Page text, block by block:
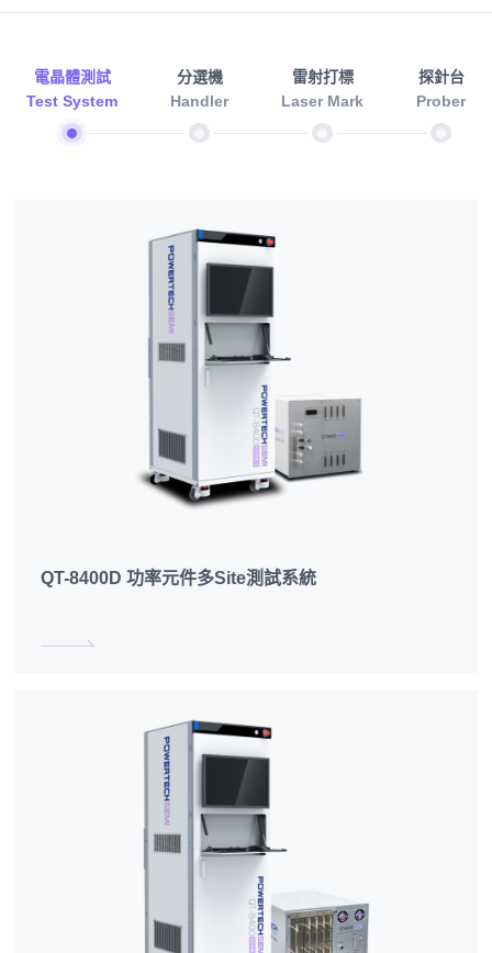
電晶體測試
Test System
分選機
Handler
雷射打標
Laser Mark
探針台
Prober
QT-8400D 功率元件多Site測試系統